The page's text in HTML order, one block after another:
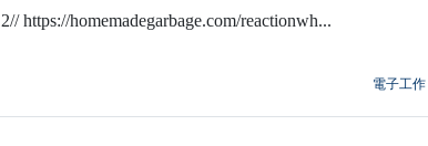
2// https://homemadegarbage.com/reactionwh...
電子工作